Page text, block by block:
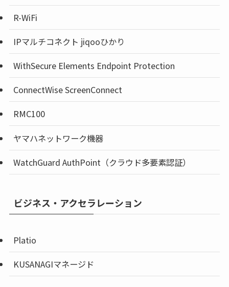
R-WiFi
IPマルチコネクト jiqooひかり
WithSecure Elements Endpoint Protection
ConnectWise ScreenConnect
RMC100
ヤマハネットワーク機器
WatchGuard AuthPoint（クラウド多要素認証）
ビジネス・アクセラレーション
Platio
KUSANAGIマネージド